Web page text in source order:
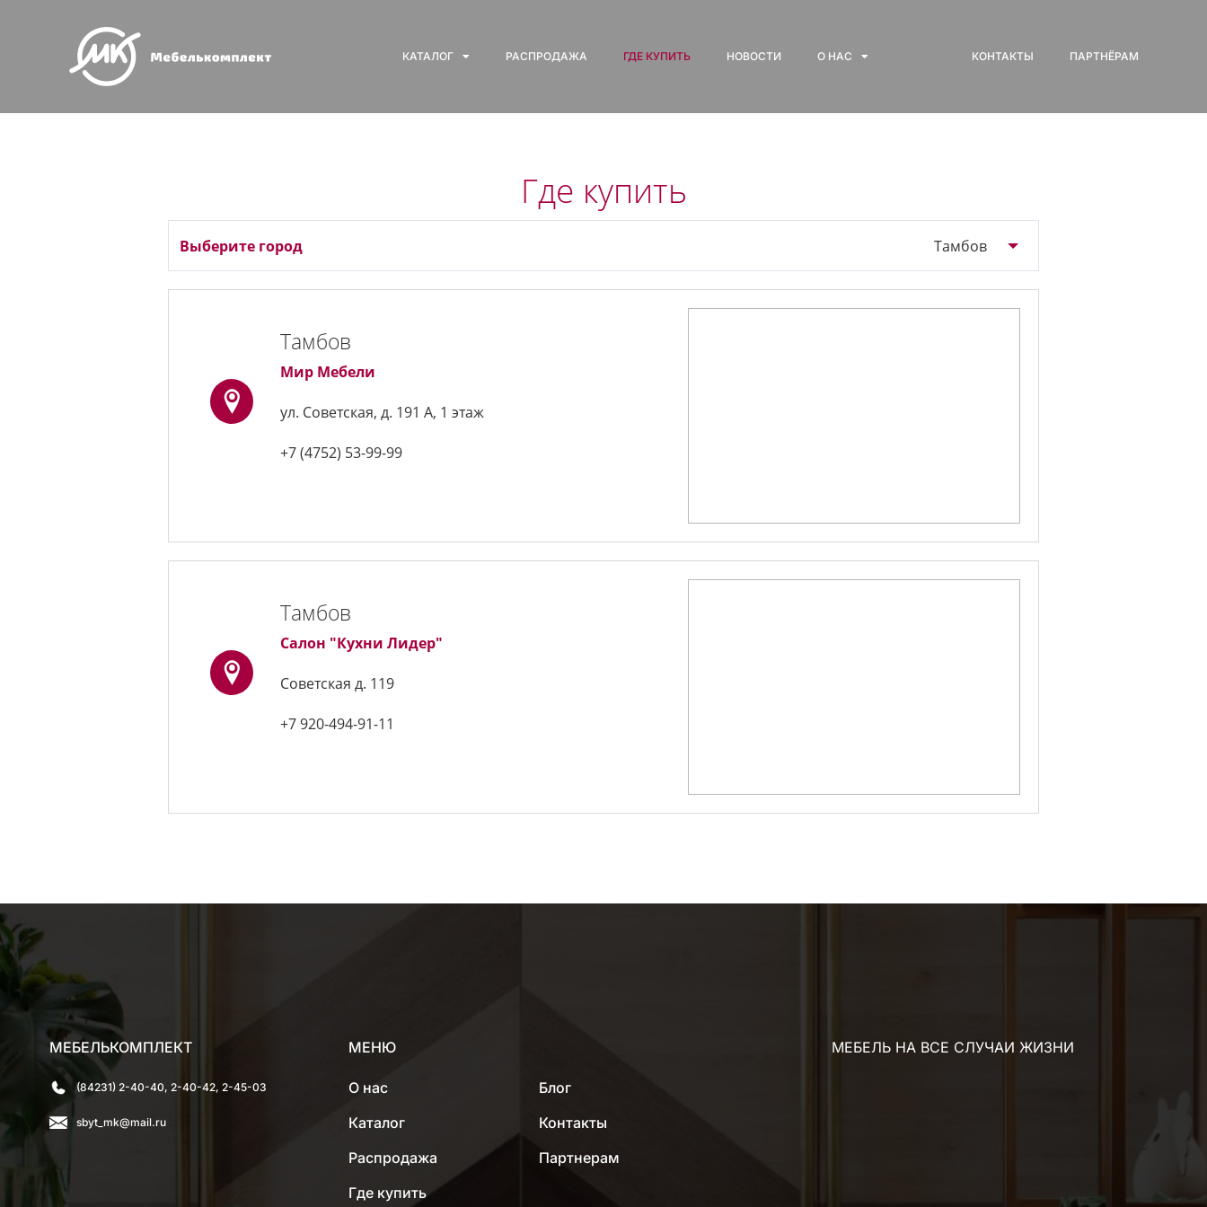
КАТАЛОГ РАСПРОДАЖА ГДЕ КУПИТЬ НОВОСТИ О НАС КОНТАКТЫ ПАРТНЁРАМ
Где купить
Тамбов
Тамбов
Мир Мебели
ул. Советская, д. 191 А, 1 этаж
+7 (4752) 53-99-99
Тамбов
Салон "Кухни Лидер"
Советская д. 119
+7 920-494-91-11
МЕБЕЛЬКОМПЛЕКТ
(84231) 2-40-40, 2-40-42, 2-45-03
sbyt_mk@mail.ru
МЕНЮ
О нас
Каталог
Распродажа
Где купить
Блог
Контакты
Партнерам
МЕБЕЛЬ НА ВСЕ СЛУЧАИ ЖИЗНИ